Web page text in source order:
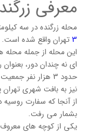
معرفی
محله زرگنده در سه
3تهران واقع شده است.
این محله از جمله محله
ای نه چندان دور،
حدود 3 هزار نفر
نیز به بافت شهری
از آنجا که سفارت
بشمار می رفت.
یکی از کوچه های